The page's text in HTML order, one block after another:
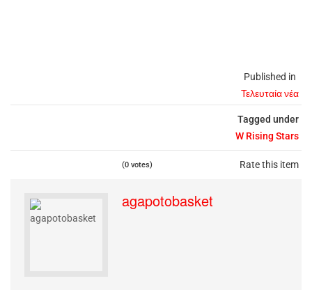
Published in
Τελευταία νέα
Tagged under
W Rising Stars
Rate this item
(0 votes)
agapotobasket